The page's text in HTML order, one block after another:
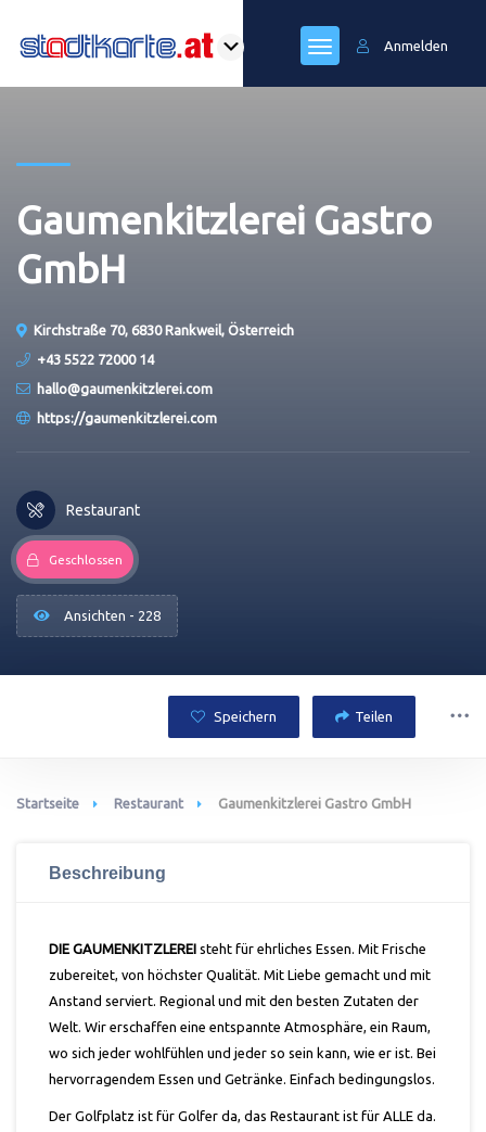
Anmelden
Gaumenkitzlerei Gastro
GmbH
Kirchstraße 70, 6830 Rankweil, Österreich
+43 5522 72000 14
hallo@gaumenkitzlerei.com
https://gaumenkitzlerei.com
Restaurant
Geschlossen
Ansichten - 228
Speichern Teilen
Startseite Restaurant Gaumenkitzlerei Gastro GmbH
Beschreibung
DIE GAUMENKITZLEREI steht für ehrliches Essen. Mit Frische
zubereitet, von höchster Qualität. Mit Liebe gemacht und mit
Anstand serviert. Regional und mit den besten Zutaten der
Welt. Wir erschaffen eine entspannte Atmosphäre, ein Raum,
wo sich jeder wohlfühlen und jeder so sein kann, wie er ist. Bei
hervorragendem Essen und Getränke. Einfach bedingungslos.
Der Golfplatz ist für Golfer da, das Restaurant ist für ALLE da.